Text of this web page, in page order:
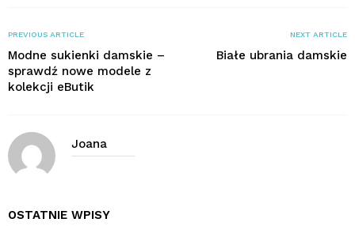
PREVIOUS ARTICLE
Modne sukienki damskie –
sprawdź nowe modele z
kolekcji eButik
NEXT ARTICLE
Białe ubrania damskie
Joana
OSTATNIE WPISY